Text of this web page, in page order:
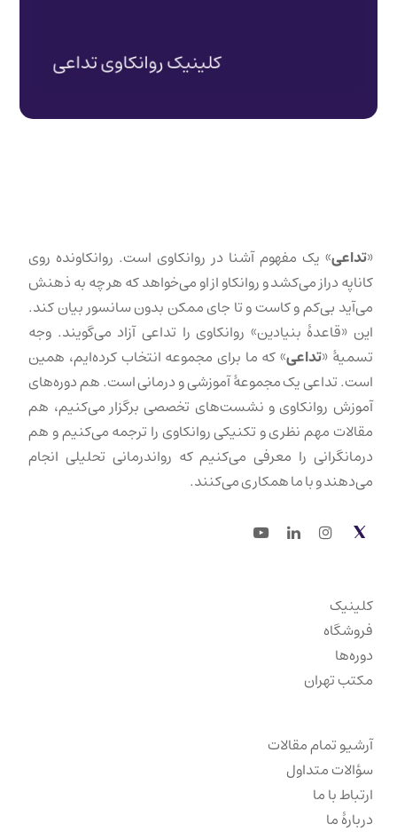
«تداعی» یک مفهوم آشنا در روانکاوی است. روانکاونده روی
کاناپه دراز می‌کشد و روانکاو از او می‌خواهد که هر چه به ذهنش
می‌آید بی‌کم و کاست و تا جای ممکن بدون سانسور بیان کند.
این «قاعدهٔ بنیادین» روانکاوی را تداعی آزاد می‌گویند. وجه
تسمیهٔ «تداعی» که ما برای مجموعه انتخاب کرده‌ایم، همین
است. تداعی یک مجموعهٔ آموزشی و درمانی است. هم دوره‌های
آموزش روانکاوی و نشست‌های تخصصی برگزار می‌کنیم، هم
مقالات مهم نظری و تکنیکی روانکاوی را ترجمه می‌کنیم و هم
درمانگرانی را معرفی می‌کنیم که رواندرمانی تحلیلی انجام
می‌دهند و با ما همکاری می‌کنند.
Twitter
Instagram
LinkedIn
Youtube
کلینیک
فروشگاه
دوره‌ها
مکتب تهران
آرشیو تمام مقالات
سؤالات متداول
ارتباط با ما
دربارهٔ ما